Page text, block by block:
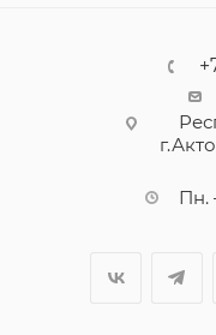
Пн.